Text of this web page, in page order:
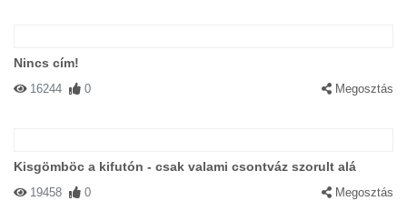
Nincs cím!
16244 0 Megosztás
Kisgömböc a kifutón - csak valami csontváz szorult alá
19458 0 Megosztás